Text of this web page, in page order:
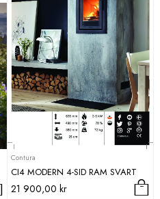
Contura
CI4 MODERN 4-SID RAM SVART
21 900,00 kr